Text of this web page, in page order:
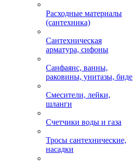
Расходные материалы
(сантехника)
Сантехническая
арматура, сифоны
Санфаянс, ванны,
раковины, унитазы, биде
Смесители, лейки,
шланги
Счетчики воды и газа
Тросы сантехнические,
насадки